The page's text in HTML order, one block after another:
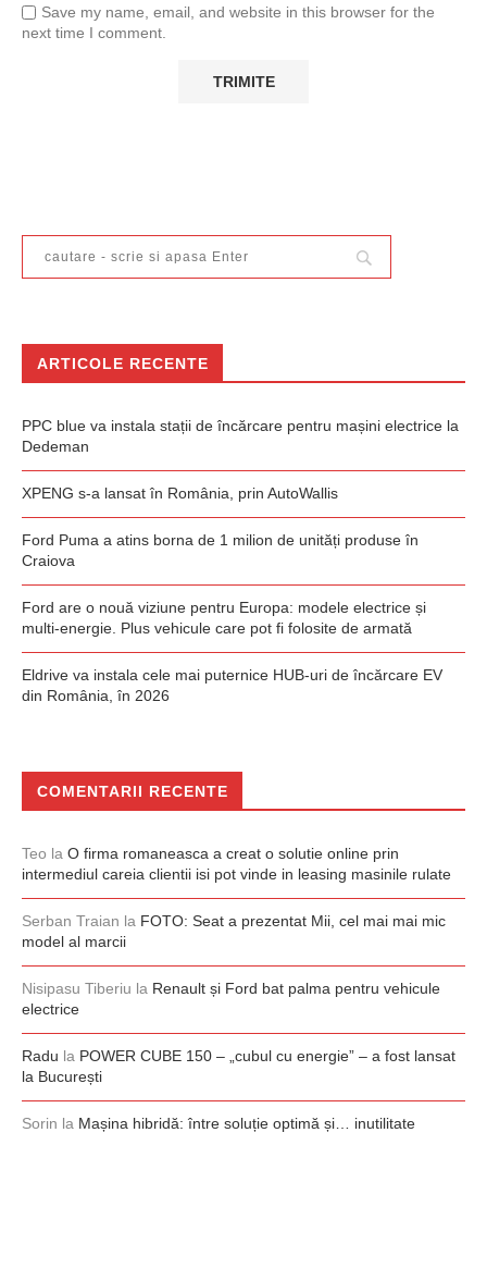
Save my name, email, and website in this browser for the
next time I comment.
ARTICOLE RECENTE
PPC blue va instala stații de încărcare pentru mașini electrice la
Dedeman
XPENG s-a lansat în România, prin AutoWallis
Ford Puma a atins borna de 1 milion de unități produse în
Craiova
Ford are o nouă viziune pentru Europa: modele electrice și
multi-energie. Plus vehicule care pot fi folosite de armată
Eldrive va instala cele mai puternice HUB-uri de încărcare EV
din România, în 2026
COMENTARII RECENTE
Teo la O firma romaneasca a creat o solutie online prin
intermediul careia clientii isi pot vinde in leasing masinile rulate
Serban Traian la FOTO: Seat a prezentat Mii, cel mai mai mic
model al marcii
Nisipasu Tiberiu la Renault și Ford bat palma pentru vehicule
electrice
Radu la POWER CUBE 150 – „cubul cu energie” – a fost lansat
la București
Sorin la Mașina hibridă: între soluție optimă și… inutilitate